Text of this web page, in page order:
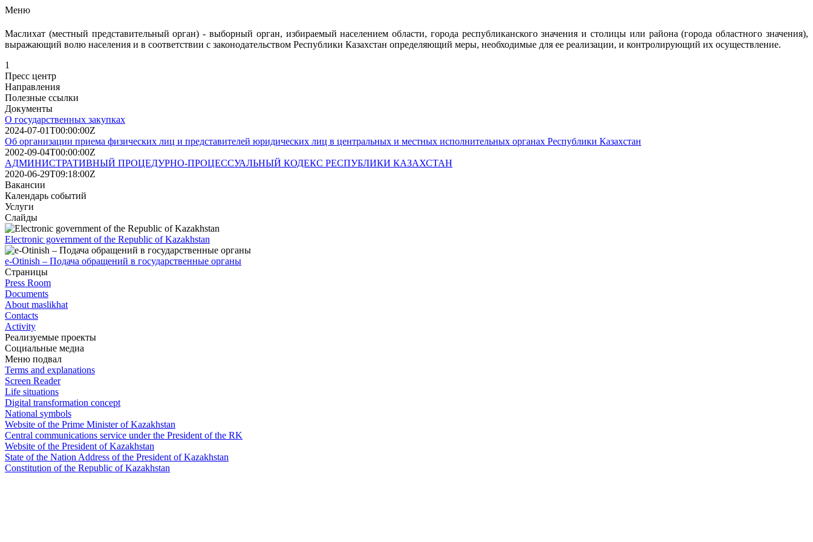
Меню
Маслихат (местный представительный орган) - выборный орган, избираемый населением области, города республиканского значения и столицы или района (города областного значения),
выражающий волю населения и в соответствии с законодательством Республики Казахстан определяющий меры, необходимые для ее реализации, и контролирующий их осуществление.
1
Пресс центр
Направления
Полезные ссылки
Документы
О государственных закупках
2024-07-01T00:00:00Z
Об организации приема физических лиц и представителей юридических лиц в центральных и местных исполнительных органах Республики Казахстан
2002-09-04T00:00:00Z
АДМИНИСТРАТИВНЫЙ ПРОЦЕДУРНО-ПРОЦЕССУАЛЬНЫЙ КОДЕКС РЕСПУБЛИКИ КАЗАХСТАН
2020-06-29T09:18:00Z
Вакансии
Календарь событий
Услуги
Слайды
Electronic government of the Republic of Kazakhstan
e-Otinish – Подача обращений в государственные органы
Страницы
Press Room
Documents
About maslikhat
Contacts
Activity
Реализуемые проекты
Социальные медиа
Меню подвал
Terms and explanations
Screen Reader
Life situations
Digital transformation concept
National symbols
Website of the Prime Minister of Kazakhstan
Central communications service under the President of the RK
Website of the President of Kazakhstan
State of the Nation Address of the President of Kazakhstan
Constitution of the Republic of Kazakhstan